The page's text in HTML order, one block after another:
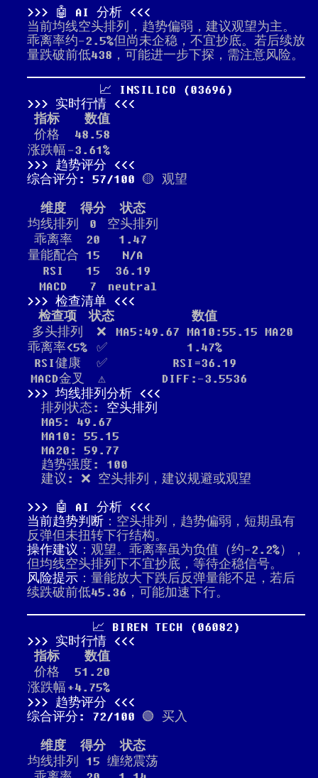
🤖 AI 分析
当前均线空头排列，趋势偏弱，建议观望为主。
乖离率约-2.5%但尚未企稳，不宜抄底。若后续放
量跌破前低438，可能进一步下探，需注意风险。
📈 INSILICO (03696)
实时行情
指标
数值
价格
48.58
涨跌幅 -3.61%
趋势评分
综合评分: 57/100 🟡 观望
维度 得分
状态
均线排列
0
空头排列
乖离率
20
1.47
量能配合 15
N/A
RSI
15
36.19
MACD
7
neutral
检查清单
检查项
状态
数值
多头排列
❌
MA5:49.67 MA10:55.15 MA20
乖离率<5%
✅
1.47%
RSI健康
✅
RSI=36.19
MACD金叉
⚠️
DIFF:-3.5536
均线排列分析
排列状态: 空头排列
MA5: 49.67
MA10: 55.15
MA20: 59.77
趋势强度: 100
建议: ❌ 空头排列，建议规避或观望
🤖 AI 分析
当前趋势判断 ：空头排列，趋势偏弱，短期虽有
反弹但未扭转下行结构。
操作建议 ：观望。乖离率虽为负值（约-2.2%），
但均线空头排列下不宜抄底，等待企稳信号。
风险提示 ：量能放大下跌后反弹量能不足，若后
续跌破前低45.36，可能加速下行。
📈 BIREN TECH (06082)
实时行情
指标
数值
价格
51.20
涨跌幅 +4.75%
趋势评分
综合评分: 72/100 🟢 买入
维度 得分
状态
均线排列
15 缠绕震荡